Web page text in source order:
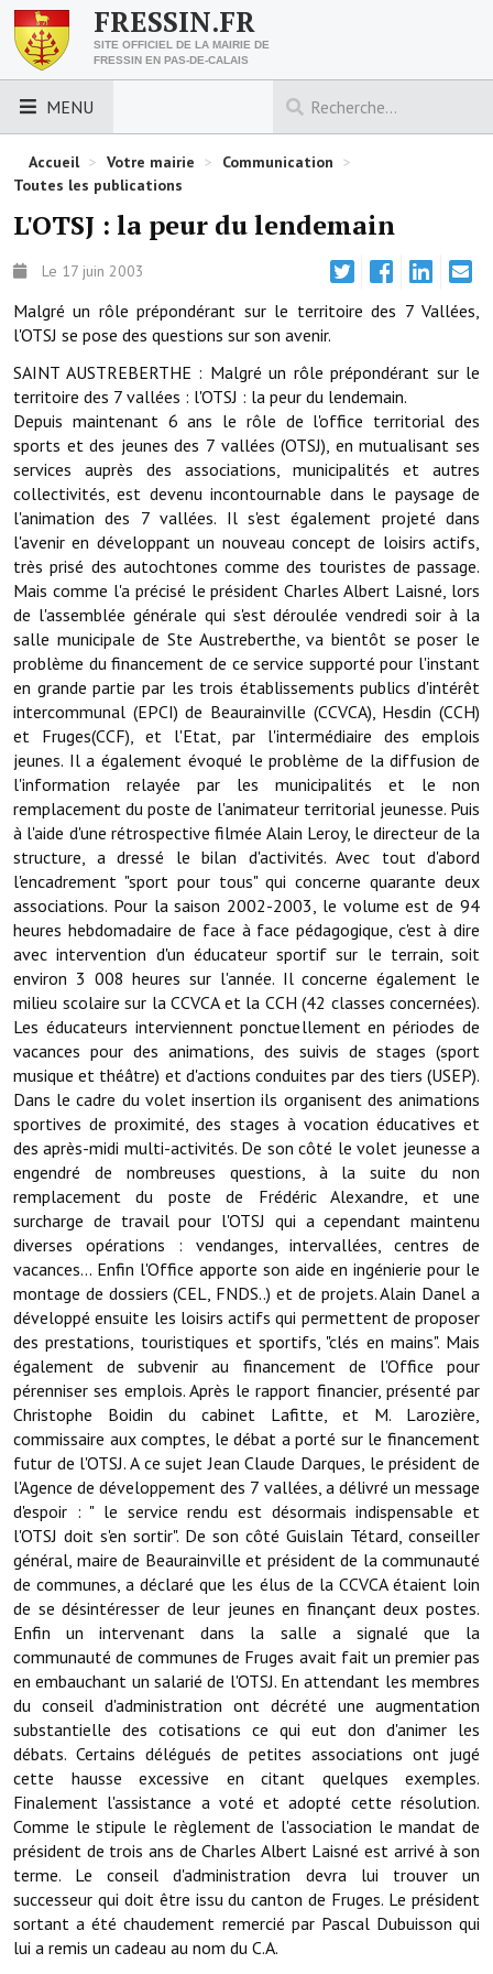
FRESSIN.FR
SITE OFFICIEL DE LA MAIRIE DE
FRESSIN EN PAS-DE-CALAIS
MENU
LES ESSENTIELS
Découvrez Fressin
Urbanisme
Nous contacter
Horaires de la mairie
Les foulées fressinoises
ACCÈS RAPIDE
Démarches administratives
Projets et travaux en cours
Fêtes et manifestations
Numéros d'urgence
Terrains et maisons à vendre
VOTRE MAIRIE
Elus et agents
L'équipe municipale
Le personnel municipal
Les moyens financiers
Note de synthèse financière
Rapport d'orientation budgétaire
Actions et projets
Projets et travaux en cours
Procès verbaux des conseils municipaux
Communication
Le bulletin municipal : Fressinfo & Le Fressinois
Toutes les publications
Le village dans l'intercommunalité
Communauté de communes
Autres groupements
Les réseaux partenaires
L'association des maires
L'office de tourisme
Le conseil départemental
VILLE PRATIQUE
Services publics intercommunaux
Affaires scolaires, CCAS
Eaux, assainissement
France services
France Renov
Déchets ménagers, tri sélectif, encombrants
Accueil > Votre mairie > Communication >
Toutes les publications
L'OTSJ : la peur du lendemain
Le 17 juin 2003
Malgré un rôle prépondérant sur le territoire des 7 Vallées,
l'OTSJ se pose des questions sur son avenir.
SAINT AUSTREBERTHE : Malgré un rôle prépondérant sur le
territoire des 7 vallées : l'OTSJ : la peur du lendemain.
Depuis maintenant 6 ans le rôle de l'office territorial des
sports et des jeunes des 7 vallées (OTSJ), en mutualisant ses
services auprès des associations, municipalités et autres
collectivités, est devenu incontournable dans le paysage de
l'animation des 7 vallées. Il s'est également projeté dans
l'avenir en développant un nouveau concept de loisirs actifs,
très prisé des autochtones comme des touristes de passage.
Mais comme l'a précisé le président Charles Albert Laisné, lors
de l'assemblée générale qui s'est déroulée vendredi soir à la
salle municipale de Ste Austreberthe, va bientôt se poser le
problème du financement de ce service supporté pour l'instant
en grande partie par les trois établissements publics d'intérêt
intercommunal (EPCI) de Beaurainville (CCVCA), Hesdin (CCH)
et Fruges(CCF), et l'Etat, par l'intermédiaire des emplois
jeunes. Il a également évoqué le problème de la diffusion de
l'information relayée par les municipalités et le non
remplacement du poste de l'animateur territorial jeunesse. Puis
à l'aide d'une rétrospective filmée Alain Leroy, le directeur de la
structure, a dressé le bilan d'activités. Avec tout d'abord
l'encadrement "sport pour tous" qui concerne quarante deux
associations. Pour la saison 2002-2003, le volume est de 94
heures hebdomadaire de face à face pédagogique, c'est à dire
avec intervention d'un éducateur sportif sur le terrain, soit
environ 3 008 heures sur l'année. Il concerne également le
milieu scolaire sur la CCVCA et la CCH (42 classes concernées).
Les éducateurs interviennent ponctuellement en périodes de
vacances pour des animations, des suivis de stages (sport
musique et théâtre) et d'actions conduites par des tiers (USEP).
Dans le cadre du volet insertion ils organisent des animations
sportives de proximité, des stages à vocation éducatives et
des après-midi multi-activités. De son côté le volet jeunesse a
engendré de nombreuses questions, à la suite du non
remplacement du poste de Frédéric Alexandre, et une
surcharge de travail pour l'OTSJ qui a cependant maintenu
diverses opérations : vendanges, intervallées, centres de
vacances... Enfin l'Office apporte son aide en ingénierie pour le
montage de dossiers (CEL, FNDS..) et de projets. Alain Danel a
développé ensuite les loisirs actifs qui permettent de proposer
des prestations, touristiques et sportifs, "clés en mains". Mais
également de subvenir au financement de l'Office pour
pérenniser ses emplois. Après le rapport financier, présenté par
Christophe Boidin du cabinet Lafitte, et M. Larozière,
commissaire aux comptes, le débat a porté sur le financement
futur de l'OTSJ. A ce sujet Jean Claude Darques, le président de
l'Agence de développement des 7 vallées, a délivré un message
d'espoir : " le service rendu est désormais indispensable et
l'OTSJ doit s'en sortir". De son côté Guislain Tétard, conseiller
général, maire de Beaurainville et président de la communauté
de communes, a déclaré que les élus de la CCVCA étaient loin
de se désintéresser de leur jeunes en finançant deux postes.
Enfin un intervenant dans la salle a signalé que la
communauté de communes de Fruges avait fait un premier pas
en embauchant un salarié de l'OTSJ. En attendant les membres
du conseil d'administration ont décrété une augmentation
substantielle des cotisations ce qui eut don d'animer les
débats. Certains délégués de petites associations ont jugé
cette hausse excessive en citant quelques exemples.
Finalement l'assistance a voté et adopté cette résolution.
Comme le stipule le règlement de l'association le mandat de
président de trois ans de Charles Albert Laisné est arrivé à son
terme. Le conseil d'administration devra lui trouver un
successeur qui doit être issu du canton de Fruges. Le président
sortant a été chaudement remercié par Pascal Dubuisson qui
lui a remis un cadeau au nom du C.A.